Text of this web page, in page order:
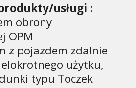
usługi :
obrony
OPM
z pojazdem zdalnie
użytku,
typu Toczek